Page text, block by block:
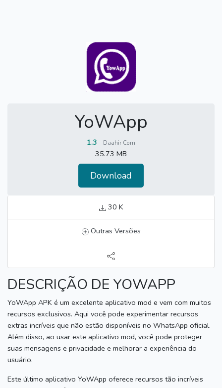
YoWApp
1.3 Daahir Com
35.73 MB
Download
30 K
Outras Versões
DESCRIÇÃO DE YOWAPP
YoWApp APK é um excelente aplicativo mod e vem com muitos
recursos exclusivos. Aqui você pode experimentar recursos
extras incríveis que não estão disponíveis no WhatsApp oficial.
Além disso, ao usar este aplicativo mod, você pode proteger
suas mensagens e privacidade e melhorar a experiência do
usuário.
Este último aplicativo YoWApp oferece recursos tão incríveis